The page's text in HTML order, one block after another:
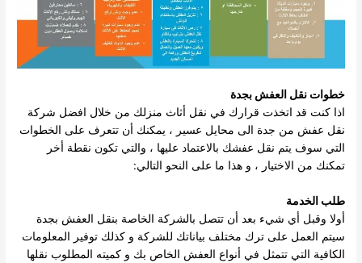
خطوات نقل العفش بجدة
اذا كنت قد اتخذت قرارك في نقل أثاث منزلك من خلال افضل شركة
نقل عفش من جدة الى محايل عسير ، يمكنك أن تتعرف على الخطوات
التي سوف يتم نقل عفشك بالاعتماد عليها ، والتي تكون نقطة أخر
تمكنك من الاختيار ، و هذا ما على النحو التالي:
طلب الخدمة
أولا وقبل أي شيء بعد أن تتصل بالشركة الخاصة بنقل العفش بجدة
سيتم العمل على ترك مختلف بياناتك للشركة و كذلك توفير المعلومات
الكافية التي تتمثل في أنواع العفش الخاص بك و كميته المطلوب نقلها